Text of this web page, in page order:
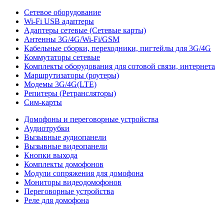
Сетевое оборудование
Wi-Fi USB адаптеры
Адаптеры сетевые (Сетевые карты)
Антенны 3G/4G/Wi-Fi/GSM
Кабельные сборки, переходники, пигтейлы для 3G/4G
Коммутаторы сетевые
Комплекты оборудования для сотовой связи, интернета
Маршрутизаторы (роутеры)
Модемы 3G/4G(LTE)
Репитеры (Ретрансляторы)
Сим-карты
Домофоны и переговорные устройства
Аудиотрубки
Вызывные аудиопанели
Вызывные видеопанели
Кнопки выхода
Комплекты домофонов
Модули сопряжения для домофона
Мониторы видеодомофонов
Переговорные устройства
Реле для домофона